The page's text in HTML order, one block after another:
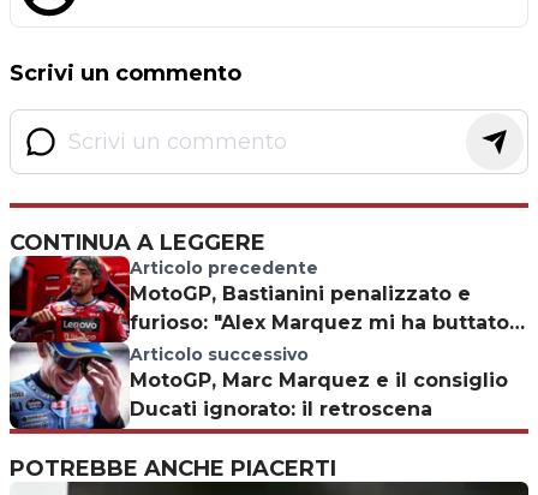
Scrivi un commento
CONTINUA A LEGGERE
Articolo precedente
MotoGP, Bastianini penalizzato e
furioso: "Alex Marquez mi ha buttato
fuori"
Articolo successivo
MotoGP, Marc Marquez e il consiglio
Ducati ignorato: il retroscena
POTREBBE ANCHE PIACERTI